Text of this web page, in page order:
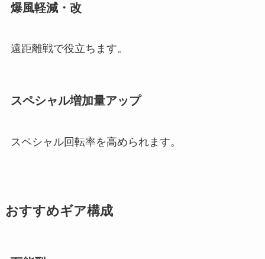
爆風軽減・改
遠距離戦で役立ちます。
スペシャル増加量アップ
スペシャル回転率を高められます。
おすすめギア構成